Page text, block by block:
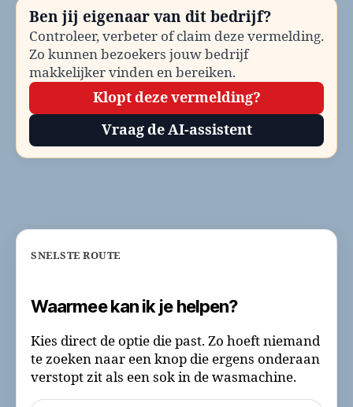
en
contactinformatie
Ben jij eigenaar van dit bedrijf?
Controleer, verbeter of claim deze vermelding.
Zo kunnen bezoekers jouw bedrijf
makkelijker vinden en bereiken.
Klopt deze vermelding?
Vraag de AI-assistent
SNELSTE ROUTE
Waarmee kan ik je helpen?
Kies direct de optie die past. Zo hoeft niemand
te zoeken naar een knop die ergens onderaan
verstopt zit als een sok in de wasmachine.